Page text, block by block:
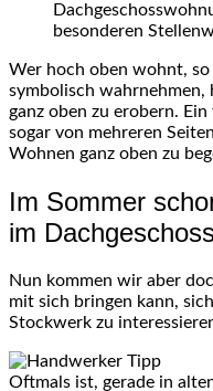
besonderen
Wer hoch oben wohnt,
symbolisch wahrnehmen,
ganz oben zu erobern.
sogar von mehreren
Wohnen ganz oben zu
Im Sommer
im
Nun kommen wir aber
mit sich bringen kann,
Stockwerk zu
Oftmals ist, gerade in